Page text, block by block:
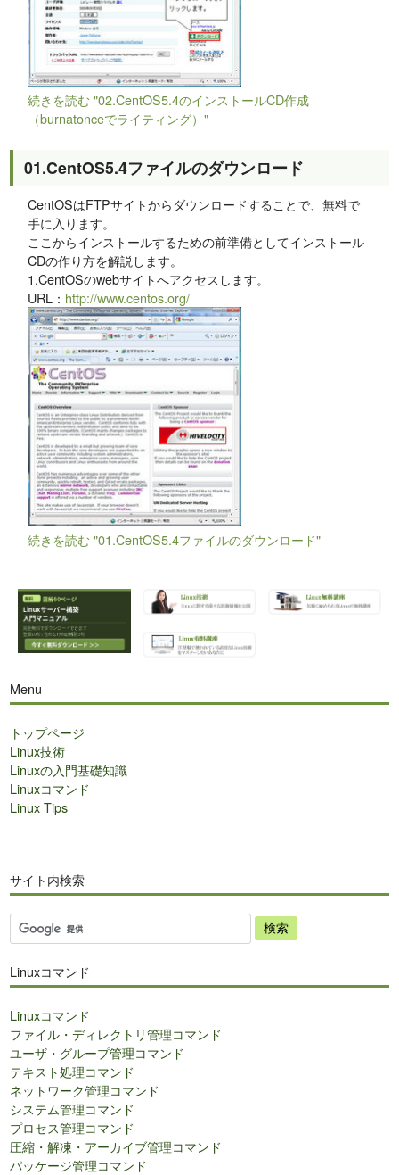
続きを読む "02.CentOS5.4のインストールCD作成
（burnatonceでライティング）"
01.CentOS5.4ファイルのダウンロード
CentOSはFTPサイトからダウンロードすることで、無料で
手に入ります。
ここからインストールするための前準備としてインストール
CDの作り方を解説します。
1.CentOSのwebサイトへアクセスします。
URL： http://www.centos.org/
続きを読む "01.CentOS5.4ファイルのダウンロード"
Menu
トップページ
Linux技術
Linuxの入門基礎知識
Linuxコマンド
Linux Tips
サイト内検索
サ
イ
内
索
Linuxコマンド
Linuxコマンド
ファイル・ディレクトリ管理コマンド
ユーザ・グループ管理コマンド
テキスト処理コマンド
ネットワーク管理コマンド
システム管理コマンド
プロセス管理コマンド
圧縮・解凍・アーカイブ管理コマンド
パッケージ管理コマンド